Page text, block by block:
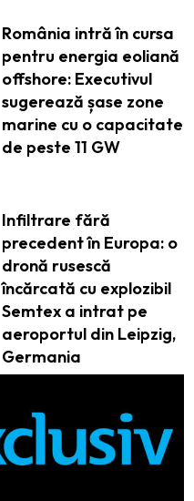
România intră în cursa
pentru energia eoliană
offshore: Executivul
sugerează șase zone
marine cu o capacitate
de peste 11 GW
Infiltrare fără
precedent în Europa: o
dronă rusescă
încărcată cu explozibil
Semtex a intrat pe
aeroportul din Leipzig,
Germania